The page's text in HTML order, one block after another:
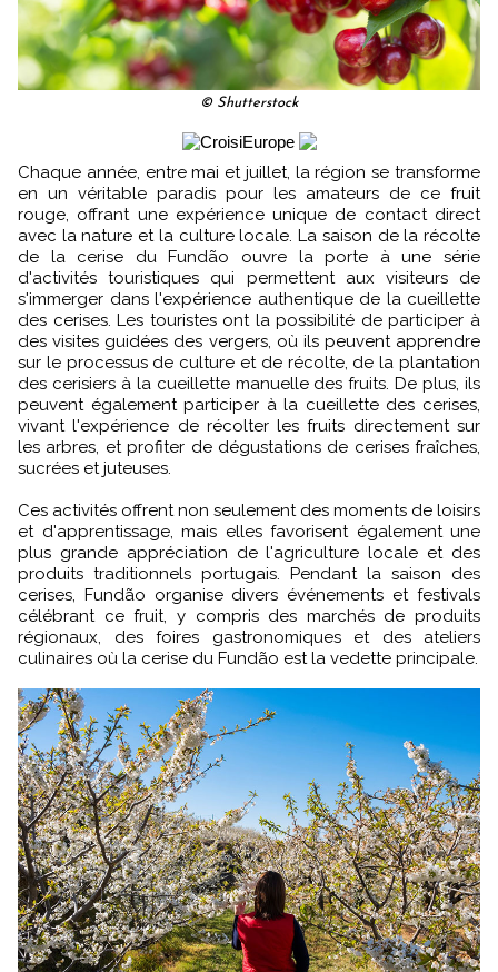
© Shutterstock
Chaque année, entre mai et juillet, la région se transforme
en un véritable paradis pour les amateurs de ce fruit
rouge, offrant une expérience unique de contact direct
avec la nature et la culture locale. La saison de la récolte
de la cerise du Fundão ouvre la porte à une série
d'activités touristiques qui permettent aux visiteurs de
s'immerger dans l'expérience authentique de la cueillette
des cerises. Les touristes ont la possibilité de participer à
des visites guidées des vergers, où ils peuvent apprendre
sur le processus de culture et de récolte, de la plantation
des cerisiers à la cueillette manuelle des fruits. De plus, ils
peuvent également participer à la cueillette des cerises,
vivant l'expérience de récolter les fruits directement sur
les arbres, et profiter de dégustations de cerises fraîches,
sucrées et juteuses.
Ces activités offrent non seulement des moments de loisirs
et d'apprentissage, mais elles favorisent également une
plus grande appréciation de l'agriculture locale et des
produits traditionnels portugais. Pendant la saison des
cerises, Fundão organise divers événements et festivals
célébrant ce fruit, y compris des marchés de produits
régionaux, des foires gastronomiques et des ateliers
culinaires où la cerise du Fundão est la vedette principale.